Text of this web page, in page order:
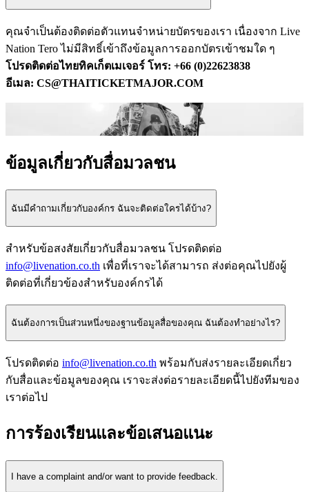
คุณจำเป็นต้องติดต่อตัวแทนจำหน่ายบัตรของเรา เนื่องจาก Live
Nation Tero ไม่มีสิทธิ์เข้าถึงข้อมูลการออกบัตรเข้าชมใด ๆ
โปรดติดต่อไทยทิคเก็ตเมเจอร์ โทร: +66 (0)22623838
อีเมล: CS@THAITICKETMAJOR.COM
ข้อมูลเกี่ยวกับสื่อมวลชน
ฉันมีคําถามเกี่ยวกับองค์กร ฉันจะติดต่อใครได้บ้าง?
สำหรับข้อสงสัยเกี่ยวกับสื่อมวลชน โปรดติดต่อ
info@livenation.co.th เพื่อที่เราจะได้สามารถ ส่งต่อคุณไปยังผู้
ติดต่อที่เกี่ยวข้องสําหรับองค์กรได้
ฉันต้องการเป็นส่วนหนึ่งของฐานข้อมูลสื่อของคุณ ฉันต้องทำอย่างไร?
โปรดติดต่อ info@livenation.co.th พร้อมกับส่งรายละเอียดเกี่ยว
กับสื่อและข้อมูลของคุณ เราจะส่งต่อรายละเอียดนี้ไปยังทีมของ
เราต่อไป
การร้องเรียนและข้อเสนอแนะ
I have a complaint and/or want to provide feedback.